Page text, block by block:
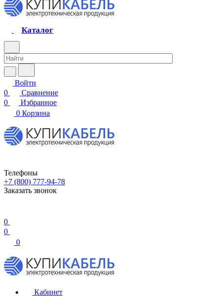
Каталог
Войти
0
Сравнение
0
Избранное
0 Корзина
Телефоны
+7 (800) 777-94-78
Заказать звонок
0
0
0
Кабинет